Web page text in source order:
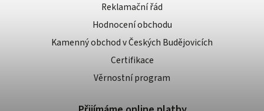
Reklamační řád
Hodnocení obchodu
Kamenný obchod v Českých Budějovicích
Certifikace
Věrnostní program